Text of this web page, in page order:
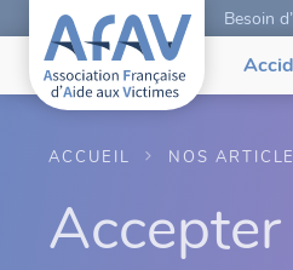
Besoin
ACCUEIL NOS